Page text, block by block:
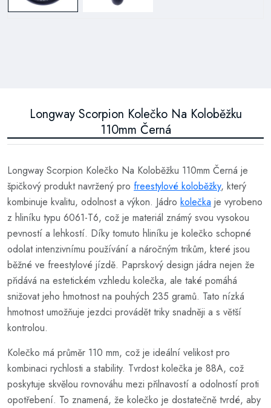
Longway Scorpion Kolečko Na Koloběžku
110mm Černá
Longway Scorpion Kolečko Na Koloběžku 110mm Černá je
špičkový produkt navržený pro freestylové koloběžky, který
kombinuje kvalitu, odolnost a výkon. Jádro kolečka je vyrobeno
z hliníku typu 6061-T6, což je materiál známý svou vysokou
pevností a lehkostí. Díky tomuto hliníku je kolečko schopné
odolat intenzivnímu používání a náročným trikům, které jsou
běžné ve freestylové jízdě. Paprskový design jádra nejen že
přidává na estetickém vzhledu kolečka, ale také pomáhá
snižovat jeho hmotnost na pouhých 235 gramů. Tato nízká
hmotnost umožňuje jezdci provádět triky snadněji a s větší
kontrolou.
Kolečko má průměr 110 mm, což je ideální velikost pro
kombinaci rychlosti a stability. Tvrdost kolečka je 88A, což
poskytuje skvělou rovnováhu mezi přilnavostí a odolností proti
opotřebení. To znamená, že kolečko je dostatečně tvrdé, aby